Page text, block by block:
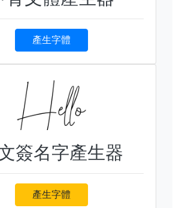
產生字體
簽名字產生器
產生字體